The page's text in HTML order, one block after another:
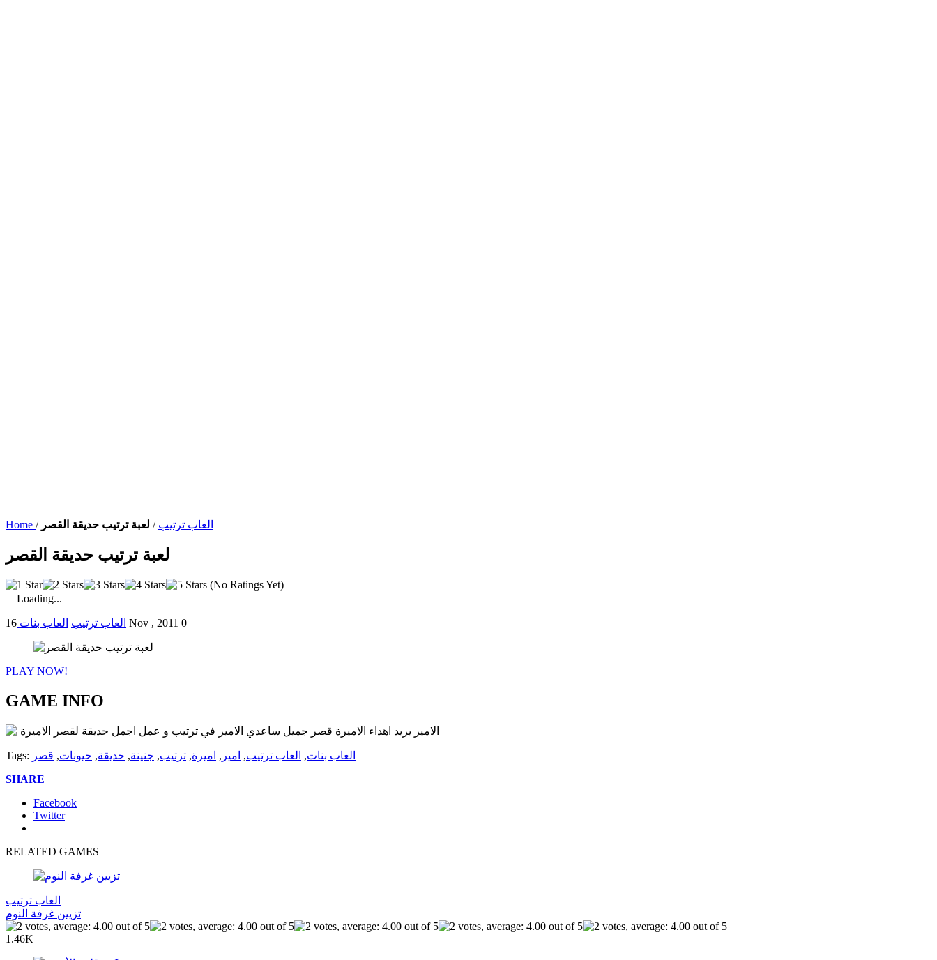
Home / العاب ترتيب / لعبة ترتيب حديقة القصر
لعبة ترتيب حديقة القصر
(No Ratings Yet)
Loading...
العاب ترتيب العاب بنات 16 Nov , 2011 0
PLAY NOW!
GAME INFO
الامير يريد اهداء الاميرة قصر جميل ساعدي الامير في ترتيب و عمل اجمل حديقة لقصر الاميرة
Tags: العاب بنات, العاب ترتيب, امير , اميرة, ترتيب, جنينة, حديقة, حيونات, قصر
SHARE
Facebook
Twitter
RELATED GAMES
العاب ترتيب
تزيين غرفة النوم
1.46K